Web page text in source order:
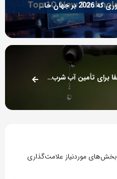
10 روند مهم فناوری که 2026 بر جهان حاکم می شوند
توزیع آب در نایلون؛ راه‌حل آبفا برای تأمین آب شرب در زمان قطعی
بخش‌های موردنیاز علامت‌گذاری